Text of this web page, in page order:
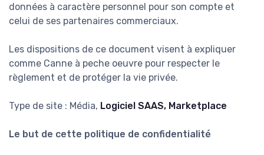
données à caractère personnel pour son compte et
celui de ses partenaires commerciaux.
Les dispositions de ce document visent à expliquer
comme Canne à peche oeuvre pour respecter le
règlement et de protéger la vie privée.
Type de site : Média, Logiciel SAAS, Marketplace
Le but de cette politique de confidentialité